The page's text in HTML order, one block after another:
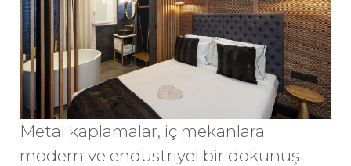
Metal kaplamalar, iç mekanlara
modern ve endüstriyel bir dokunuş